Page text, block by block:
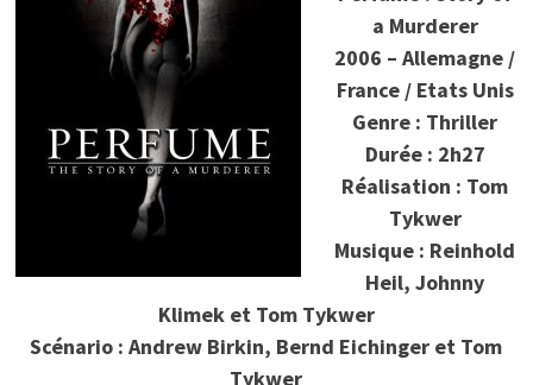
a Murderer
2006 – Allemagne /
France / Etats Unis
Genre : Thriller
Durée : 2h27
Réalisation : Tom
Tykwer
Musique : Reinhold
Heil, Johnny
Klimek et Tom Tykwer
Scénario : Andrew Birkin, Bernd Eichinger et Tom
Tykwer